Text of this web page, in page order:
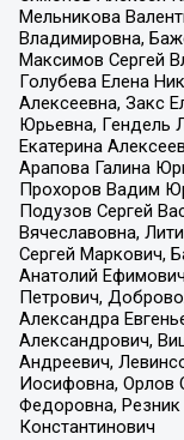
Мельникова
Владимировна,
Максимов Сергей
Голубева Елена
Алексеевна, Закс
Юрьевна, Гендель
Екатерина
Арапова Галина
Прохоров Вадим
Подузов Сергей
Вячеславовна,
Сергей Маркович,
Анатолий
Петрович,
Александра
Александрович,
Андреевич,
Иосифовна, Орлов
Федоровна,
Константинович